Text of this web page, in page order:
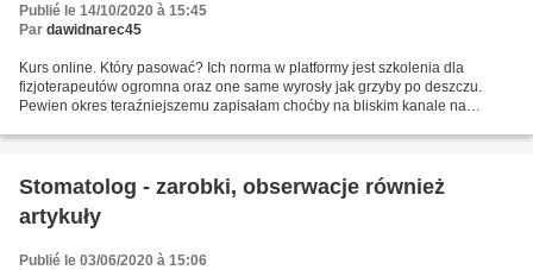
Publié le 14/10/2020 à 15:45
Par dawidnarec45
Kurs online. Który pasować? Ich norma w platformy jest szkolenia dla
fizjoterapeutów ogromna oraz one same wyrosły jak grzyby po deszczu.
Pewien okres teraźniejszemu zapisałam choćby na bliskim kanale na
Stomatolog - zarobki, obserwacje również
artykuły
Publié le 03/06/2020 à 15:06